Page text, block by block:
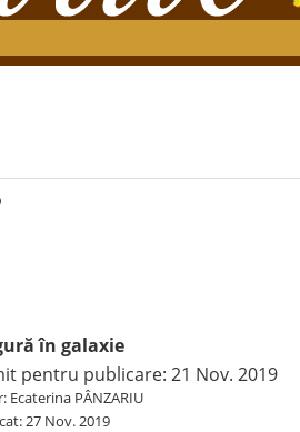
în galaxie
pentru publicare: 21 Nov. 2019
Ecaterina PÂNZARIU
27 Nov. 2019